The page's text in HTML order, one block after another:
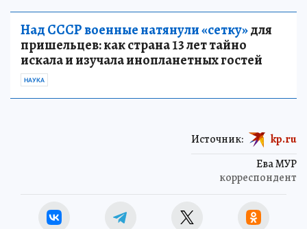
Над СССР военные натянули «сетку»для
пришельцев: как страна 13 лет тайно
искала и изучала инопланетных гостей
НАУКА
Ева МУР
корреспондент
Источник: kp.ru